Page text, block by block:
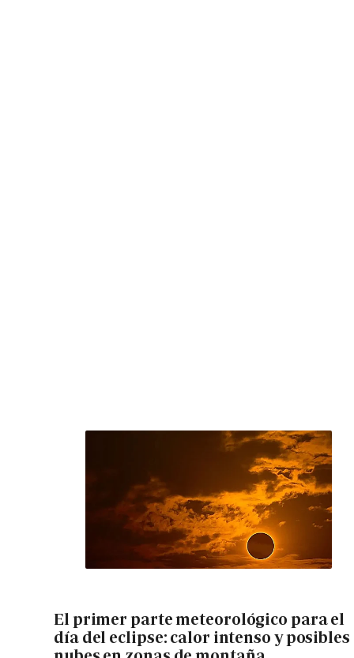
El primer parte meteorológico para el
día del eclipse: calor intenso y posibles